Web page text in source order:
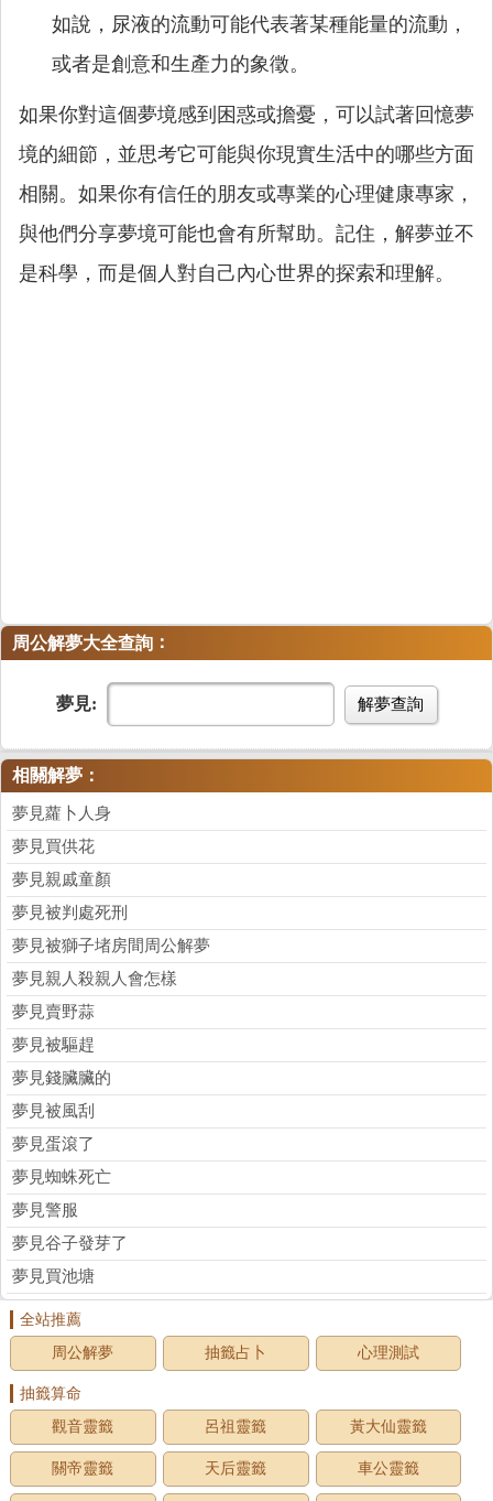
如說，尿液的流動可能代表著某種能量的流動，
或者是創意和生產力的象徵。
如果你對這個夢境感到困惑或擔憂，可以試著回憶夢
境的細節，並思考它可能與你現實生活中的哪些方面
相關。如果你有信任的朋友或專業的心理健康專家，
與他們分享夢境可能也會有所幫助。記住，解夢並不
是科學，而是個人對自己內心世界的探索和理解。
周公解夢大全查詢 ：
夢見: 解夢查詢
相關解夢：
夢見蘿卜人身
夢見買供花
夢見親戚童顏
夢見被判處死刑
夢見被獅子堵房間周公解夢
夢見親人殺親人會怎樣
夢見賣野蒜
夢見被驅趕
夢見錢臟臟的
夢見被風刮
夢見蛋滾了
夢見蜘蛛死亡
夢見警服
夢見谷子發芽了
夢見買池塘
全站推薦
周公解夢
抽籤占卜 心理測試
抽籤算命
觀音靈籤
呂祖靈籤 黃大仙靈籤
關帝靈籤 天后靈籤 車公靈籤